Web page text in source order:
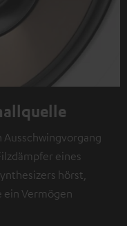
Ausschwingvorgang
eines
hörst,
ein Vermögen